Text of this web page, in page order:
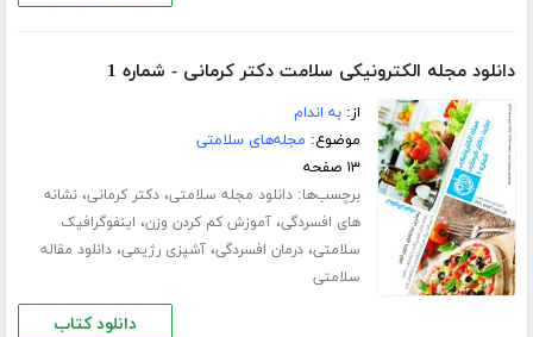
دانلود مجله الکترونیکی سلامت دکتر کرمانی - شماره 1
از:به اندام
موضوع: مجله‌های سلامتی
۱۳ صفحه
برچسب‌ها:دانلود مجله سلامتی،دکتر کرمانی،نشانه
های افسردگی،آموزش کم کردن وزن، اینفوگرافیک
سلامتی،درمان افسردگی،آشپزی رژیمی،دانلود مقاله
سلامتی
دانلود کتاب